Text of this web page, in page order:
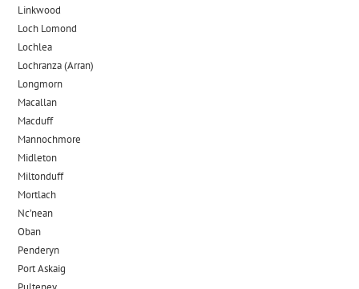
Linkwood
Loch Lomond
Lochlea
Lochranza (Arran)
Longmorn
Macallan
Macduff
Mannochmore
Midleton
Miltonduff
Mortlach
Nc’nean
Oban
Penderyn
Port Askaig